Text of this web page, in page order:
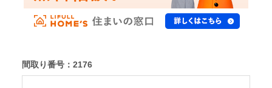
間取り番号：2176